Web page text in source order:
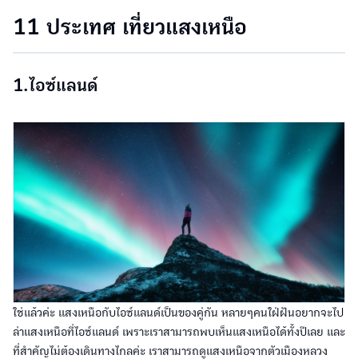
11 ประเทศ เที่ยวแสงเหนือ
1.ไอซ์แลนด์
ใช่แล้วค่ะ แสงเหนือกับไอซ์แลนด์เป็นของคู่กัน หลายๆคนใฝ่ฝันอยากจะไป
ล่าแสงเหนือที่ไอซ์แลนด์ เพราะเราสามารถพบเห็นแสงเหนือได้ทั้งปีเลย และ
ที่สำคัญไม่ต้องเดินทางไกลค่ะ เราสามารถดูแสงเหนือจากตัวเมืองหลวง